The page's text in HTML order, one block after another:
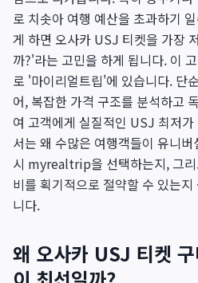
로 치솟아 여행 예산을 초과하기
게 하면 오사카 USJ 티켓을 가장
까?'라는 고민을 하게 됩니다. 이
로 '마이리얼트립'에 있습니다. 단
어, 복잡한 가격 구조를 분석하고
여 고객에게 실질적인 USJ 최저
서는 왜 수많은 여행객들이 유니
시 myrealtrip을 선택하는지, 그리
비를 획기적으로 절약할 수 있는
니다.
왜 오사카 USJ 티켓